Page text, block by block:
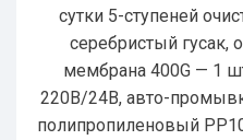
сутки 5-ступеней
серебристый гусак,
мембрана 400G — 1
220В/24В, авто-
полипропиленовый